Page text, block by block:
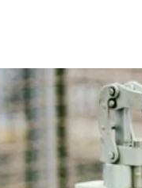
2023. július
2022. október
2022. szeptember
2022. április
2022. február